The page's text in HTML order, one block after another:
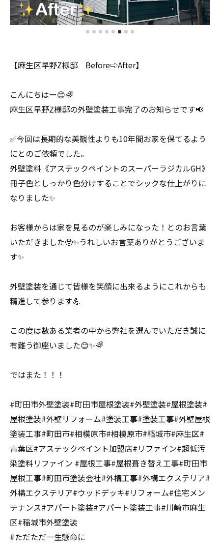
【麻生区早野Z様邸 Before⇨After】
こんにちはー😊🌈
麻生区早野Z様邸の外壁塗装工事完了のお知らせです📢
✅今回は長期的な美観性よりも10年間お家を保てるよう
にとのご依頼でした。
外壁塗料《アステックペイントのスーパーラジカルGH》
冊子色としっかり色分けすることでシックな仕上がりに
なりました✨
お客様からは家を見るのが楽しみになった！とのお言葉
いただきました🥹✨うれしいお言葉ありがとうございま
す✨
外壁塗装を通じて皆様を笑顔に出来るようにこれからも
精進して参ります💪
この度は数ある業者の中から弊社を選んでいただき誠に
有難う御座いました😊✨🌈
ではまた！！！
#町田市外壁塗装#町田市屋根塗装#外壁塗装#屋根塗装#
屋根塗装#外壁リフォーム#塗装工事#塗装工事#外壁屋根
塗装工事#町田市#相模原市#相模原市#稲城市#麻生区#
青葉区#アステックペイント加盟店#リファイン#超低汚
染塗料リファイン #屋根工事#屋根葺き替え工事#町田市
屋根工事#町田市塗装会社#外構工事#外構エクステリア#
外構エクステリア#ウッドデッキ#リフォーム#住宅メン
テナンス#アパート塗装#アパート塗装工事#川崎市麻生
区#稲城市外壁塗装
#ただただ一生懸命に